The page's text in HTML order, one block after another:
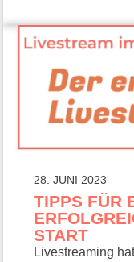
28. JUNI 2023
TIPPS FÜR
START
Livestreaming